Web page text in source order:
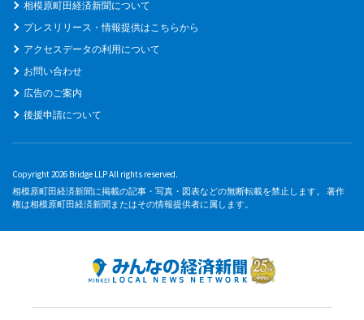
相模原町田経済新聞について
プレスリリース・情報提供はこちらから
アクセスデータの利用について
お問い合わせ
広告のご案内
後援申請について
Copyright 2026 Bridge LLP All rights reserved.
相模原町田経済新聞に掲載の記事・写真・図表などの無断転載を禁止します。 著作
権は相模原町田経済新聞またはその情報提供者に属します。